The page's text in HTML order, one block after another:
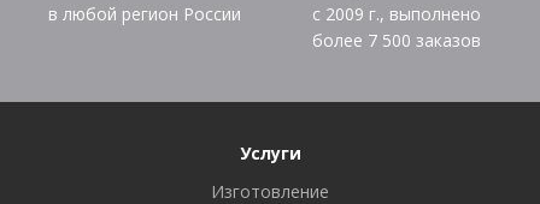
в любой регион России
с 2009 г., выполнено
более 7 500 заказов
Услуги
Изготовление